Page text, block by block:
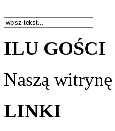
ILU GOŚCI
Naszą
LINKI